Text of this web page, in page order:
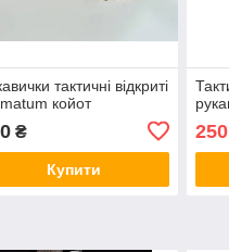
тактичні відкриті
койот
₴
Купити
250